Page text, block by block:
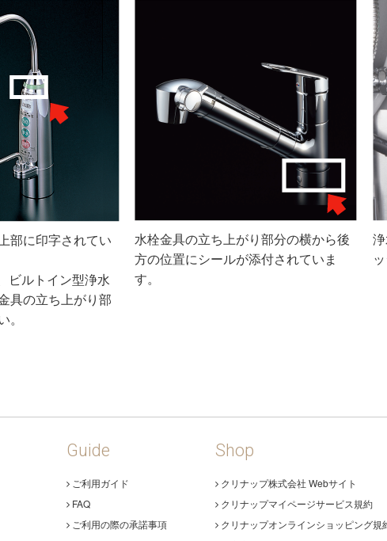
部に印字されてい
ビルトイン型浄水
具の立ち上がり部
水栓金具の立ち上がり部分の横から後
方の位置にシールが添付されていま
す。
Guide
ご利用ガイド
FAQ
ご利用の際の承諾事項
Shop
クリナップ株式会社 Webサイト
クリナップマイページサービス規約
クリナップオンラインショッピング規